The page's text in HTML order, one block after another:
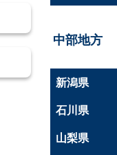
中部地方
新潟県
石川県
山梨県